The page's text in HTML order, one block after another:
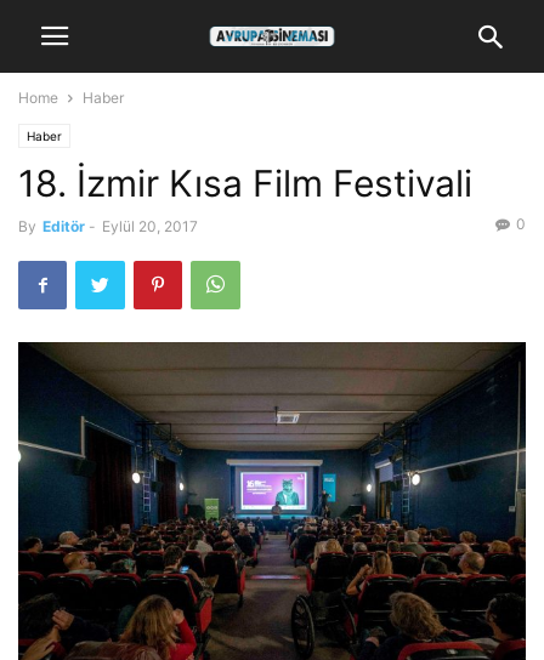
Home Haber
Haber
18. İzmir Kısa Film Festivali
By Editör - Eylül 20, 2017 0